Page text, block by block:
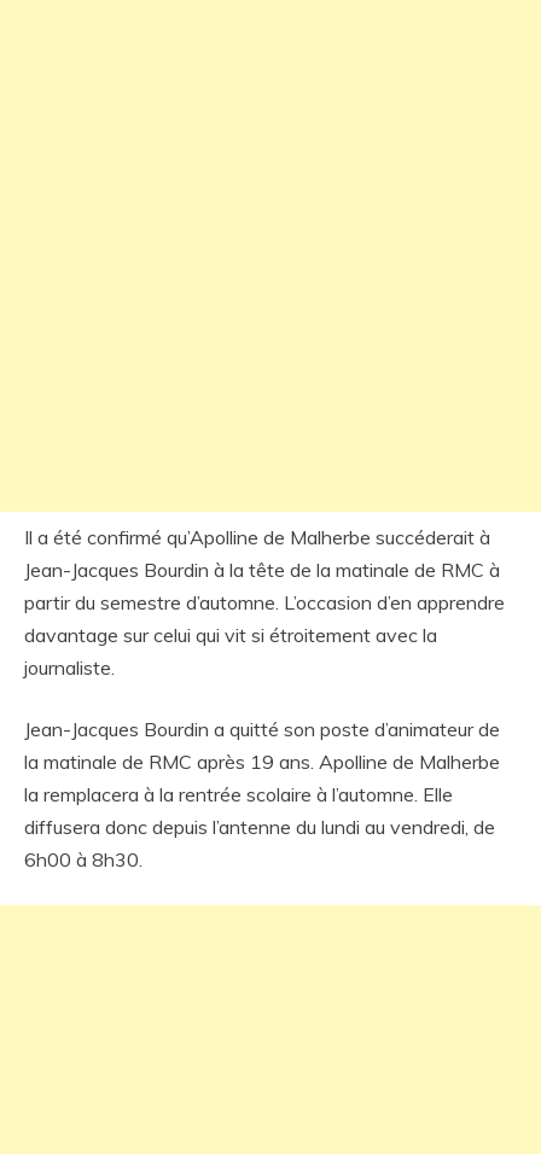
Il a été confirmé qu’Apolline de Malherbe succéderait à
Jean-Jacques Bourdin à la tête de la matinale de RMC à
partir du semestre d’automne. L’occasion d’en apprendre
davantage sur celui qui vit si étroitement avec la
journaliste.
Jean-Jacques Bourdin a quitté son poste d’animateur de
la matinale de RMC après 19 ans. Apolline de Malherbe
la remplacera à la rentrée scolaire à l’automne. Elle
diffusera donc depuis l’antenne du lundi au vendredi, de
6h00 à 8h30.